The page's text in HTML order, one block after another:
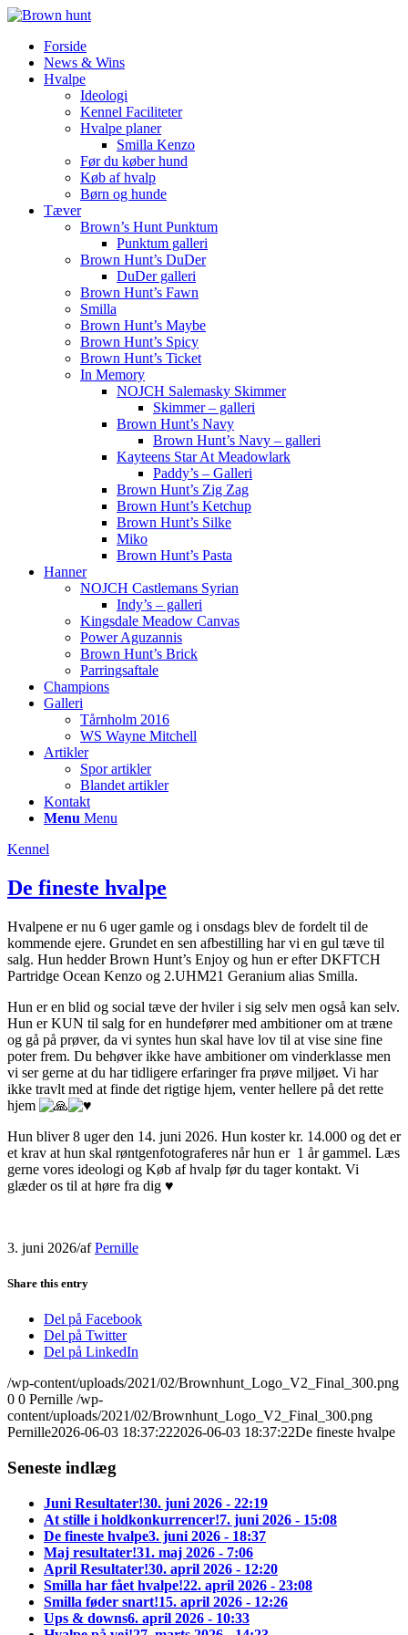
Forside
News & Wins
Hvalpe
Ideologi
Kennel Faciliteter
Hvalpe planer
Smilla Kenzo
Før du køber hund
Køb af hvalp
Børn og hunde
Tæver
Brown’s Hunt Punktum
Punktum galleri
Brown Hunt’s DuDer
DuDer galleri
Brown Hunt’s Fawn
Smilla
Brown Hunt’s Maybe
Brown Hunt’s Spicy
Brown Hunt’s Ticket
In Memory
NOJCH Salemasky Skimmer
Skimmer – galleri
Brown Hunt’s Navy
Brown Hunt’s Navy – galleri
Kayteens Star At Meadowlark
Paddy’s – Galleri
Brown Hunt’s Zig Zag
Brown Hunt’s Ketchup
Brown Hunt’s Silke
Miko
Brown Hunt’s Pasta
Hanner
NOJCH Castlemans Syrian
Indy’s – galleri
Kingsdale Meadow Canvas
Power Aguzannis
Brown Hunt’s Brick
Parringsaftale
Champions
Galleri
Tårnholm 2016
WS Wayne Mitchell
Artikler
Spor artikler
Blandet artikler
Kontakt
Menu Menu
Kennel
De fineste hvalpe
Hvalpene er nu 6 uger gamle og i onsdags blev de fordelt til de
kommende ejere. Grundet en sen afbestilling har vi en gul tæve til
salg. Hun hedder Brown Hunt’s Enjoy og hun er efter DKFTCH
Partridge Ocean Kenzo og 2.UHM21 Geranium alias Smilla.
Hun er en blid og social tæve der hviler i sig selv men også kan selv.
Hun er KUN til salg for en hundefører med ambitioner om at træne
og gå på prøver, da vi syntes hun skal have lov til at vise sine fine
poter frem. Du behøver ikke have ambitioner om vinderklasse men
vi ser gerne at du har tidligere erfaringer fra prøve miljøet. Vi har
ikke travlt med at finde det rigtige hjem, venter hellere på det rette
hjem
Hun bliver 8 uger den 14. juni 2026. Hun koster kr. 14.000 og det er
et krav at hun skal røntgenfotograferes når hun er 1 år gammel. Læs
gerne vores ideologi og Køb af hvalp før du tager kontakt. Vi
glæder os til at høre fra dig ♥
3. juni 2026/afPernille
Share this entry
Del på Facebook
Del på Twitter
Del på LinkedIn
/wp-content/uploads/2021/02/Brownhunt_Logo_V2_Final_300.png
0 0 Pernille /wp-
content/uploads/2021/02/Brownhunt_Logo_V2_Final_300.png
Pernille2026-06-03 18:37:222026-06-03 18:37:22De fineste hvalpe
Seneste indlæg
Juni Resultater!30. juni 2026 - 22:19
At stille i holdkonkurrencer!7. juni 2026 - 15:08
De fineste hvalpe3. juni 2026 - 18:37
Maj resultater!31. maj 2026 - 7:06
April Resultater!30. april 2026 - 12:20
Smilla har fået hvalpe!22. april 2026 - 23:08
Smilla føder snart!15. april 2026 - 12:26
Ups & downs6. april 2026 - 10:33